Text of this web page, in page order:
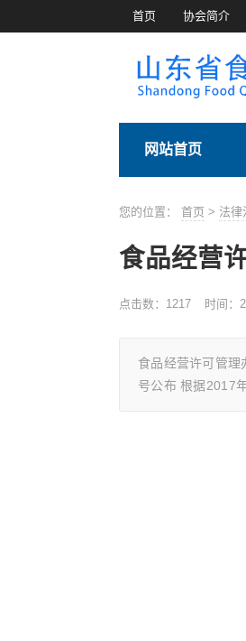
首页 协会简介
网站首页
您的位置： 首页 > 法律
食品经营
点击数： 1217 时间：
食品经营许可管
号公布 根据2017